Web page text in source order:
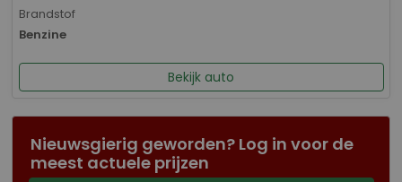
Brandstof
Benzine
Bekijk auto
Nieuwsgierig geworden? Log in voor de
meest actuele prijzen